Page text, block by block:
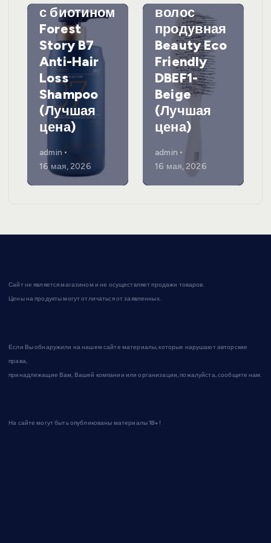
с биотином
Forest
Story B7
Anti-Hair
Loss
Shampoo
(Лучшая
цена)
admin
16 мая, 2026
волос
продувная
Beauty Eco
Friendly
DBEF1-
Beige
(Лучшая
цена)
admin
16 мая, 2026
Сайт не является магазином и не осуществляет продажи товаров.
Цены на продукты могут отличаться от заявленных.
Если Вы обнаружили на нашем сайте материалы, которые нарушают авторские
права,
принадлежащие Вам, Вашей компании или организации, пожалуйста, сообщите нам.
На сайте могут быть опубликованы материалы 18+!